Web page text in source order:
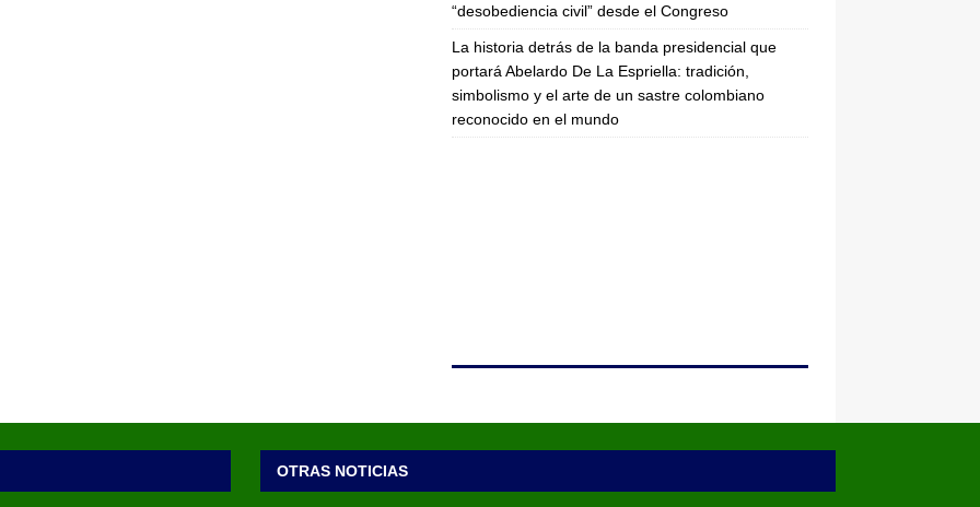
“desobediencia civil” desde el Congreso
La historia detrás de la banda presidencial que
portará Abelardo De La Espriella: tradición,
simbolismo y el arte de un sastre colombiano
reconocido en el mundo
OTRAS NOTICIAS